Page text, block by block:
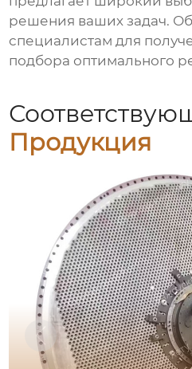
решения ваших задач.
специалистам для
подбора оптимального
Продукция